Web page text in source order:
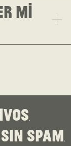
mi
spam.